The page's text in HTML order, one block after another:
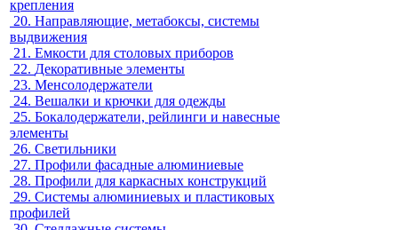
крепления
20. Направляющие, метабоксы, системы
выдвижения
21. Емкости для столовых приборов
22. Декоративные элементы
23. Менсолодержатели
24. Вешалки и крючки для одежды
25. Бокалодержатели, рейлинги и навесные
элементы
26. Светильники
27. Профили фасадные алюминиевые
28. Профили для каркасных конструкций
29. Системы алюминиевых и пластиковых
профилей